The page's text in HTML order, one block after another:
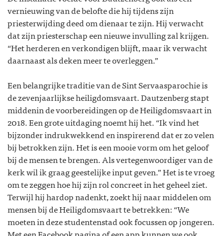
vernieuwing van de belofte die hij tijdens zijn
priesterwijding deed om dienaar te zijn. Hij verwacht
dat zijn priesterschap een nieuwe invulling zal krijgen.
“Het herderen en verkondigen blijft, maar ik verwacht
daarnaast als deken meer te overleggen.”
Een belangrijke traditie van de Sint Servaasparochie is
de zevenjaarlijkse heiligdomsvaart. Dautzenberg stapt
middenin de voorbereidingen op de Heiligdomsvaart in
2018. Een grote uitdaging noemt hij het. “Ik vind het
bijzonder indrukwekkend en inspirerend dat er zo velen
bij betrokken zijn. Het is een mooie vorm om het geloof
bij de mensen te brengen. Als vertegenwoordiger van de
kerk wil ik graag geestelijke input geven.” Het is te vroeg
om te zeggen hoe hij zijn rol concreet in het geheel ziet.
Terwijl hij hardop nadenkt, zoekt hij naar middelen om
mensen bij de Heiligdomsvaart te betrekken: “We
moeten in deze studentenstad ook focussen op jongeren.